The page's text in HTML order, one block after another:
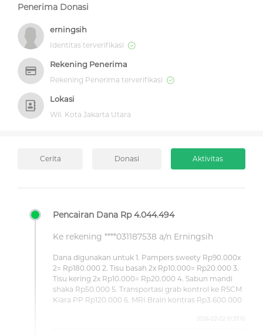
Penerima Donasi
erningsih
Identitas terverifikasi
Rekening Penerima
Rekening Penerima terverifikasi
Lokasi
Wil. Kota Jakarta Utara
Cerita Donasi Aktivitas
Pencairan Dana Rp 4.044.494
Ke rekening ****031187538 a/n Erningsih
Dana digunakan untuk 1. Pampers sweety Rp90.000x
2= Rp180.000 2. Tisu basah 2x Rp10.000= Rp20.000 3.
Tisu kering 2x Rp10.000= Rp20.000 4. Sabun mandi
shaka Rp50.000 5. Transportasi grab kontrol ke RSCM
Kiara PP Rp120.000 6. MRI Brain kontras Rp3.600.000
2026-02-02 10:37:10